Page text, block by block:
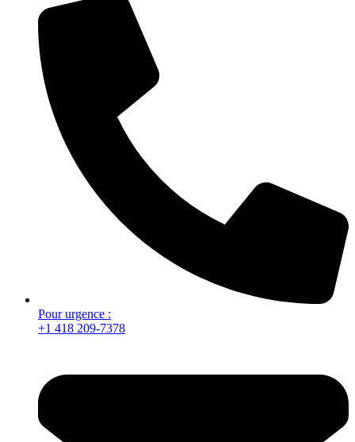
Pour urgence :
+1 418 209-7378